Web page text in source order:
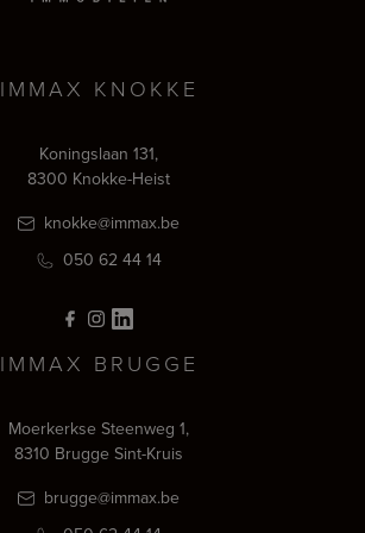
IMMAX KNOKKE
Koningslaan 131,
8300 Knokke-Heist
knokke@immax.be
050 62 44 14
IMMAX BRUGGE
Moerkerkse Steenweg 1,
8310 Brugge Sint-Kruis
brugge@immax.be